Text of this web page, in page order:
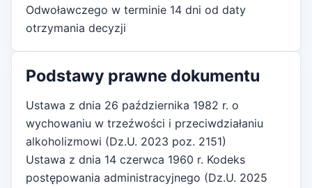
Odwoławczego w terminie 14 dni od daty
otrzymania decyzji
Podstawy prawne dokumentu
Ustawa z dnia 26 października 1982 r. o
wychowaniu w trzeźwości i przeciwdziałaniu
alkoholizmowi (Dz.U. 2023 poz. 2151)
Ustawa z dnia 14 czerwca 1960 r. Kodeks
postępowania administracyjnego (Dz.U. 2025